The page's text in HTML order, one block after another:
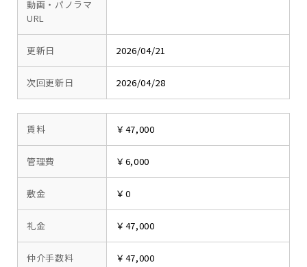
動画・パノラマ
URL
更新日 2026/04/21
次回更新日 2026/04/28
賃料 ￥47,000
管理費 ￥6,000
敷金 ￥0
礼金 ￥47,000
仲介手数料 ￥47,000